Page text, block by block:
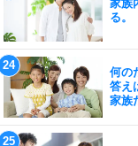
家族
る。
何の
答え
家族